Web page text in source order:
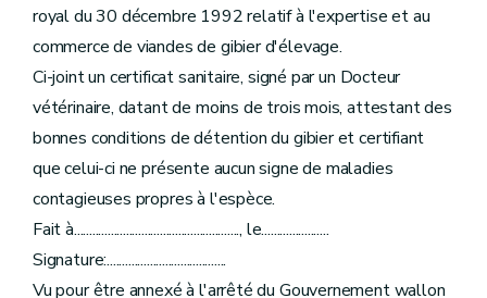
royal du 30 décembre 1992 relatif à l'expertise et au
commerce de viandes de gibier d'élevage.
Ci-joint un certificat sanitaire, signé par un Docteur
vétérinaire, datant de moins de trois mois, attestant des
bonnes conditions de détention du gibier et certifiant
que celui-ci ne présente aucun signe de maladies
contagieuses propres à l'espèce.
Fait à......................................................, le......................
Signature:.......................................
Vu pour être annexé à l'arrêté du Gouvernement wallon